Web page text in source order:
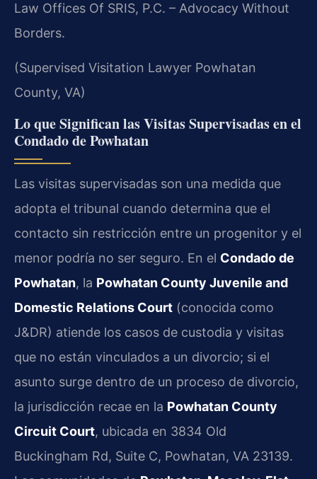
Law Offices Of SRIS, P.C. – Advocacy Without
Borders.
(Supervised Visitation Lawyer Powhatan
County, VA)
Lo que Significan las Visitas Supervisadas en el
Condado de Powhatan
Las visitas supervisadas son una medida que
adopta el tribunal cuando determina que el
contacto sin restricción entre un progenitor y el
menor podría no ser seguro. En el Condado de
Powhatan, la Powhatan County Juvenile and
Domestic Relations Court (conocida como
J&DR) atiende los casos de custodia y visitas
que no están vinculados a un divorcio; si el
asunto surge dentro de un proceso de divorcio,
la jurisdicción recae en la Powhatan County
Circuit Court, ubicada en 3834 Old
Buckingham Rd, Suite C, Powhatan, VA 23139.